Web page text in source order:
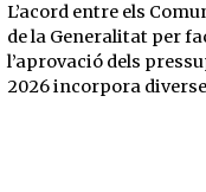
L’acord entre els
de la Generalitat per
l’aprovació dels
2026 incorpora